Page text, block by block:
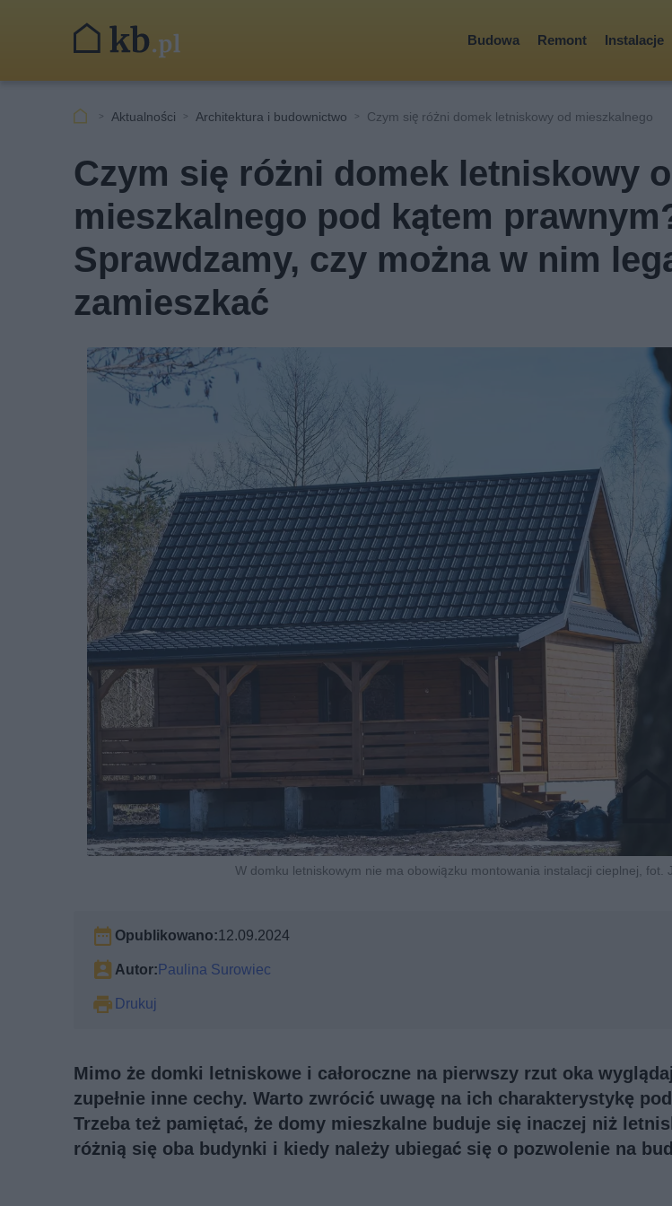
Budowa Remont Instalacje
Aktualności Architektura i budownictwo Czym się różni domek letniskowy od mieszkalnego
Czym się różni domek letniskowy
mieszkalnego pod kątem
Sprawdzamy, czy można w nim
zamieszkać
W domku letniskowym nie ma obowiązku montowania instalacji cieplnej, fot.
Opublikowano:12.09.2024
Autor:Paulina Surowiec
Drukuj
Mimo że domki letniskowe i całoroczne na pierwszy rzut oka
zupełnie inne cechy. Warto zwrócić uwagę na ich charakterystykę
Trzeba też pamiętać, że domy mieszkalne buduje się inaczej niż
różnią się oba budynki i kiedy należy ubiegać się o pozwolenie na